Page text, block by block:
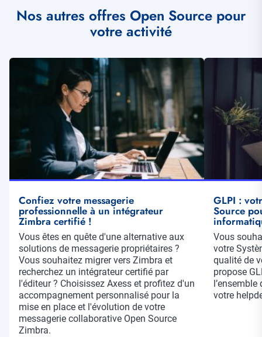
Nos autres offres Open Source pour
votre activité
Illustration
vignette
Confiez votre messagerie
professionnelle à un intégrateur
Zimbra certifié !
Résumé
Vous êtes en quête d'une alternative aux
solutions de messagerie propriétaires ?
Vous souhaitez migrer vers Zimbra et
recherchez un intégrateur certifié par
l'éditeur ? Choisissez Axess et profitez d'un
accompagnement personnalisé pour la
mise en place et l'évolution de votre
messagerie collaborative Open Source
Zimbra.
Illustration
GLPI :
Source
Résumé
Vous
votre
qualité de
propose
votre